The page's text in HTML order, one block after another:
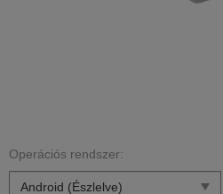
Operációs rendszer: